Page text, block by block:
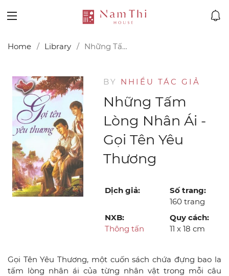
Home Library Những Tấm Lòng Nhân Ái - Gọi Tên Yêu Thương
BY NHIỀU TÁC GIẢ
Những Tấm
Lòng Nhân Ái -
Gọi Tên Yêu
Thương
Dịch giả:
Số trang:
160 trang
NXB:
Thông tấn
Quy cách:
11 x 18 cm
Gọi Tên Yêu Thương, một cuốn sách chứa đựng bao la
tấm lòng nhân ái của từng nhân vật trong mỗi câu